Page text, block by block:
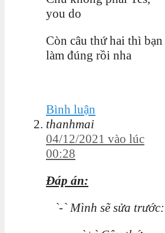
you do
Còn câu thứ hai thì bạn
làm đúng rồi nha
Bình luận
thanhmai
04/12/2021 vào lúc
00:28
Đáp án:
`-` Mình sẽ sửa trước: